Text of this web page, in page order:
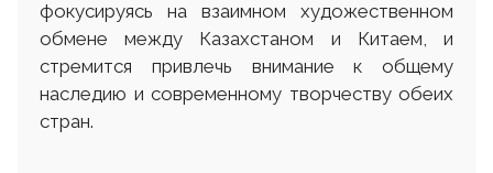
фокусируясь на взаимном художественном
обмене между Казахстаном и Китаем, и
стремится привлечь внимание к общему
наследию и современному творчеству обеих
стран.